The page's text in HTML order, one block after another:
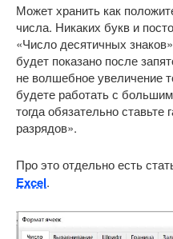
Может хранить как
числа. Никаких букв и
«Число десятичных
будет показано после
не волшебное увеличение
будете работать с
тогда обязательно ставьте
разрядов».
Про это отдельно есть
Excel.